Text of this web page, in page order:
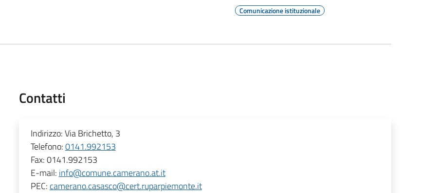
Comunicazione istituzionale
Contatti
Indirizzo:Via Brichetto, 3
Telefono:0141.992153
Fax:0141.992153
E-mail: info@comune.camerano.at.it
PEC: camerano.casasco@cert.ruparpiemonte.it